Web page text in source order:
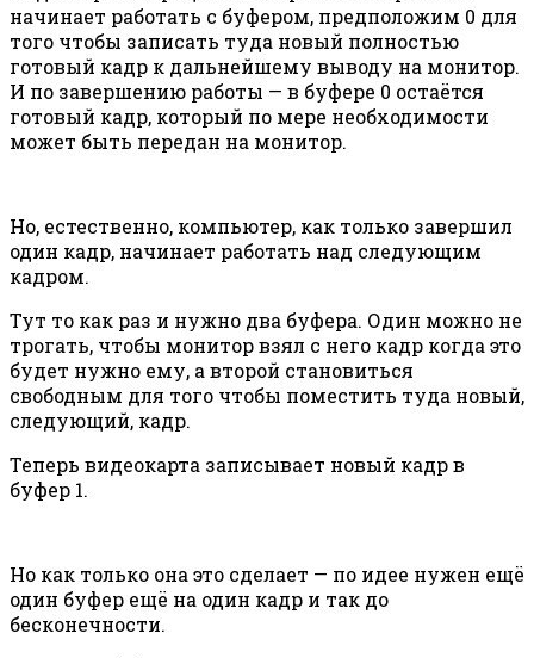
начинает работать с буфером, предположим 0 для
того чтобы записать туда новый полностью
готовый кадр к дальнейшему выводу на монитор.
И по завершению работы — в буфере 0 остаётся
готовый кадр, который по мере необходимости
может быть передан на монитор.
Но, естественно, компьютер, как только завершил
один кадр, начинает работать над следующим
кадром.
Тут то как раз и нужно два буфера. Один можно не
трогать, чтобы монитор взял с него кадр когда это
будет нужно ему, а второй становиться
свободным для того чтобы поместить туда новый,
следующий, кадр.
Теперь видеокарта записывает новый кадр в
буфер 1.
Но как только она это сделает — по идее нужен ещё
один буфер ещё на один кадр и так до
бесконечности.